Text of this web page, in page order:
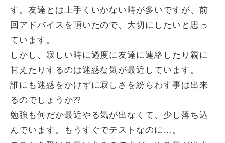
す。友達とは上手くいかない時が多いですが、前
回アドバイスを頂いたので、大切にしたいと思っ
ています。
しかし、寂しい時に過度に友達に連絡したり親に
甘えたりするのは迷惑な気が最近しています。
誰にも迷惑をかけずに寂しさを紛らわす事は出来
るのでしょうか⁇
勉強も何だか最近やる気が出なくて、少し落ち込
んでいます。もうすぐでテストなのに…。